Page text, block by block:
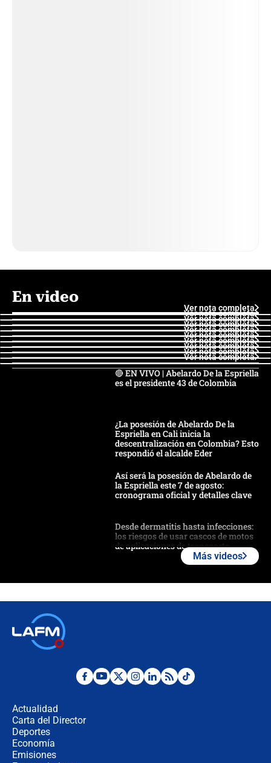
En video
Ver nota completa
Ver nota completa
Ver nota completa
Ver nota completa
Ver nota completa
Ver nota completa
Ver nota completa
Ver nota completa
Ver nota completa
Ver nota completa
🔴 EN VIVO | Abelardo De la Espriella
es el presidente 43 de Colombia
¿La posesión de Abelardo De la
Espriella en Cali inicia la
descentralización en Colombia? Esto
respondió el alcalde Eder
Así será la posesión de Abelardo de
la Espriella este 7 de agosto:
cronograma oficial y detalles clave
Desde dermatitis hasta infecciones:
los riesgos de usar cascos de motos
de aplicaciones de transporte
Posesión de Abelardo De La Espriella
Más videos
Actualidad
Carta del Director
Deportes
Economía
Emisiones